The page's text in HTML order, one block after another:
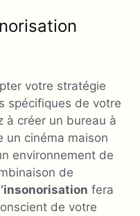
votre stratégie
spécifiques de votre
à créer un bureau à
un cinéma maison
environnement de
de
fera
de votre